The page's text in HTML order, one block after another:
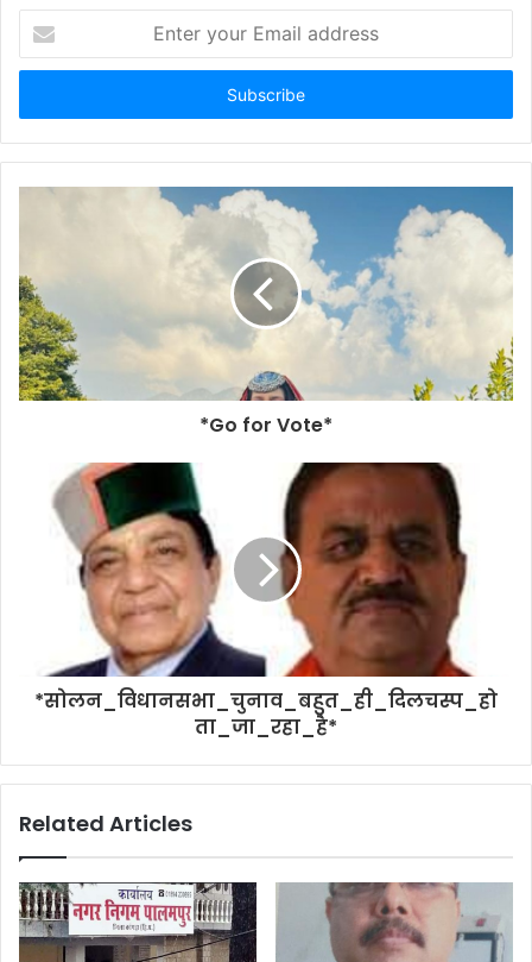
your
Email
*Go for Vote*
*सोलन_विधानसभा_चुनाव_बहुत_ही_दिलचस्प_हो
ता_जा_रहा_है*
Related Articles